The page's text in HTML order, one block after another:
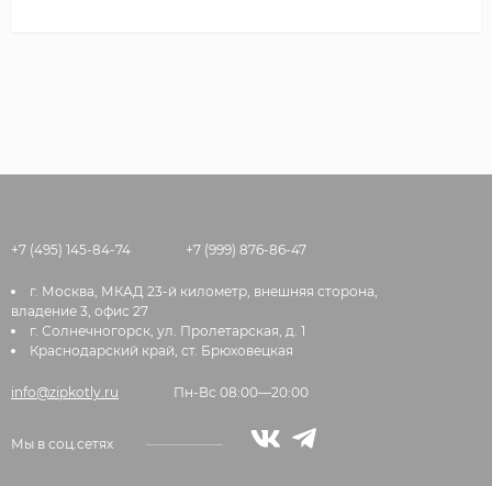
+7 (495) 145-84-74 +7 (999) 876-86-47
г. Москва, МКАД 23-й километр, внешняя сторона,
владение 3, офис 27
г. Солнечногорск, ул. Пролетарская, д. 1
Краснодарский край, ст. Брюховецкая
info@zipkotly.ru Пн-Вс 08:00—20:00
Мы в соц.сетях